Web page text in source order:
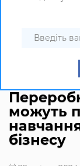
можуть
бізнесу